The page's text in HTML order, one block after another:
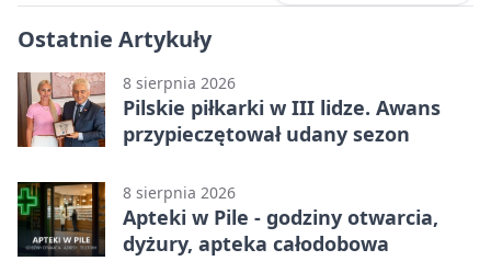
Ostatnie Artykuły
8 sierpnia 2026
Pilskie piłkarki w III lidze. Awans
przypieczętował udany sezon
8 sierpnia 2026
Apteki w Pile - godziny otwarcia,
dyżury, apteka całodobowa